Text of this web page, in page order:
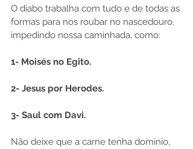
O diabo trabalha com tudo e de todas as
formas para nos roubar no nascedouro,
impedindo nossa caminhada, como:
1- Moisés no Egito.
2- Jesus por Herodes.
3- Saul com Davi.
Não deixe que a carne tenha domínio,